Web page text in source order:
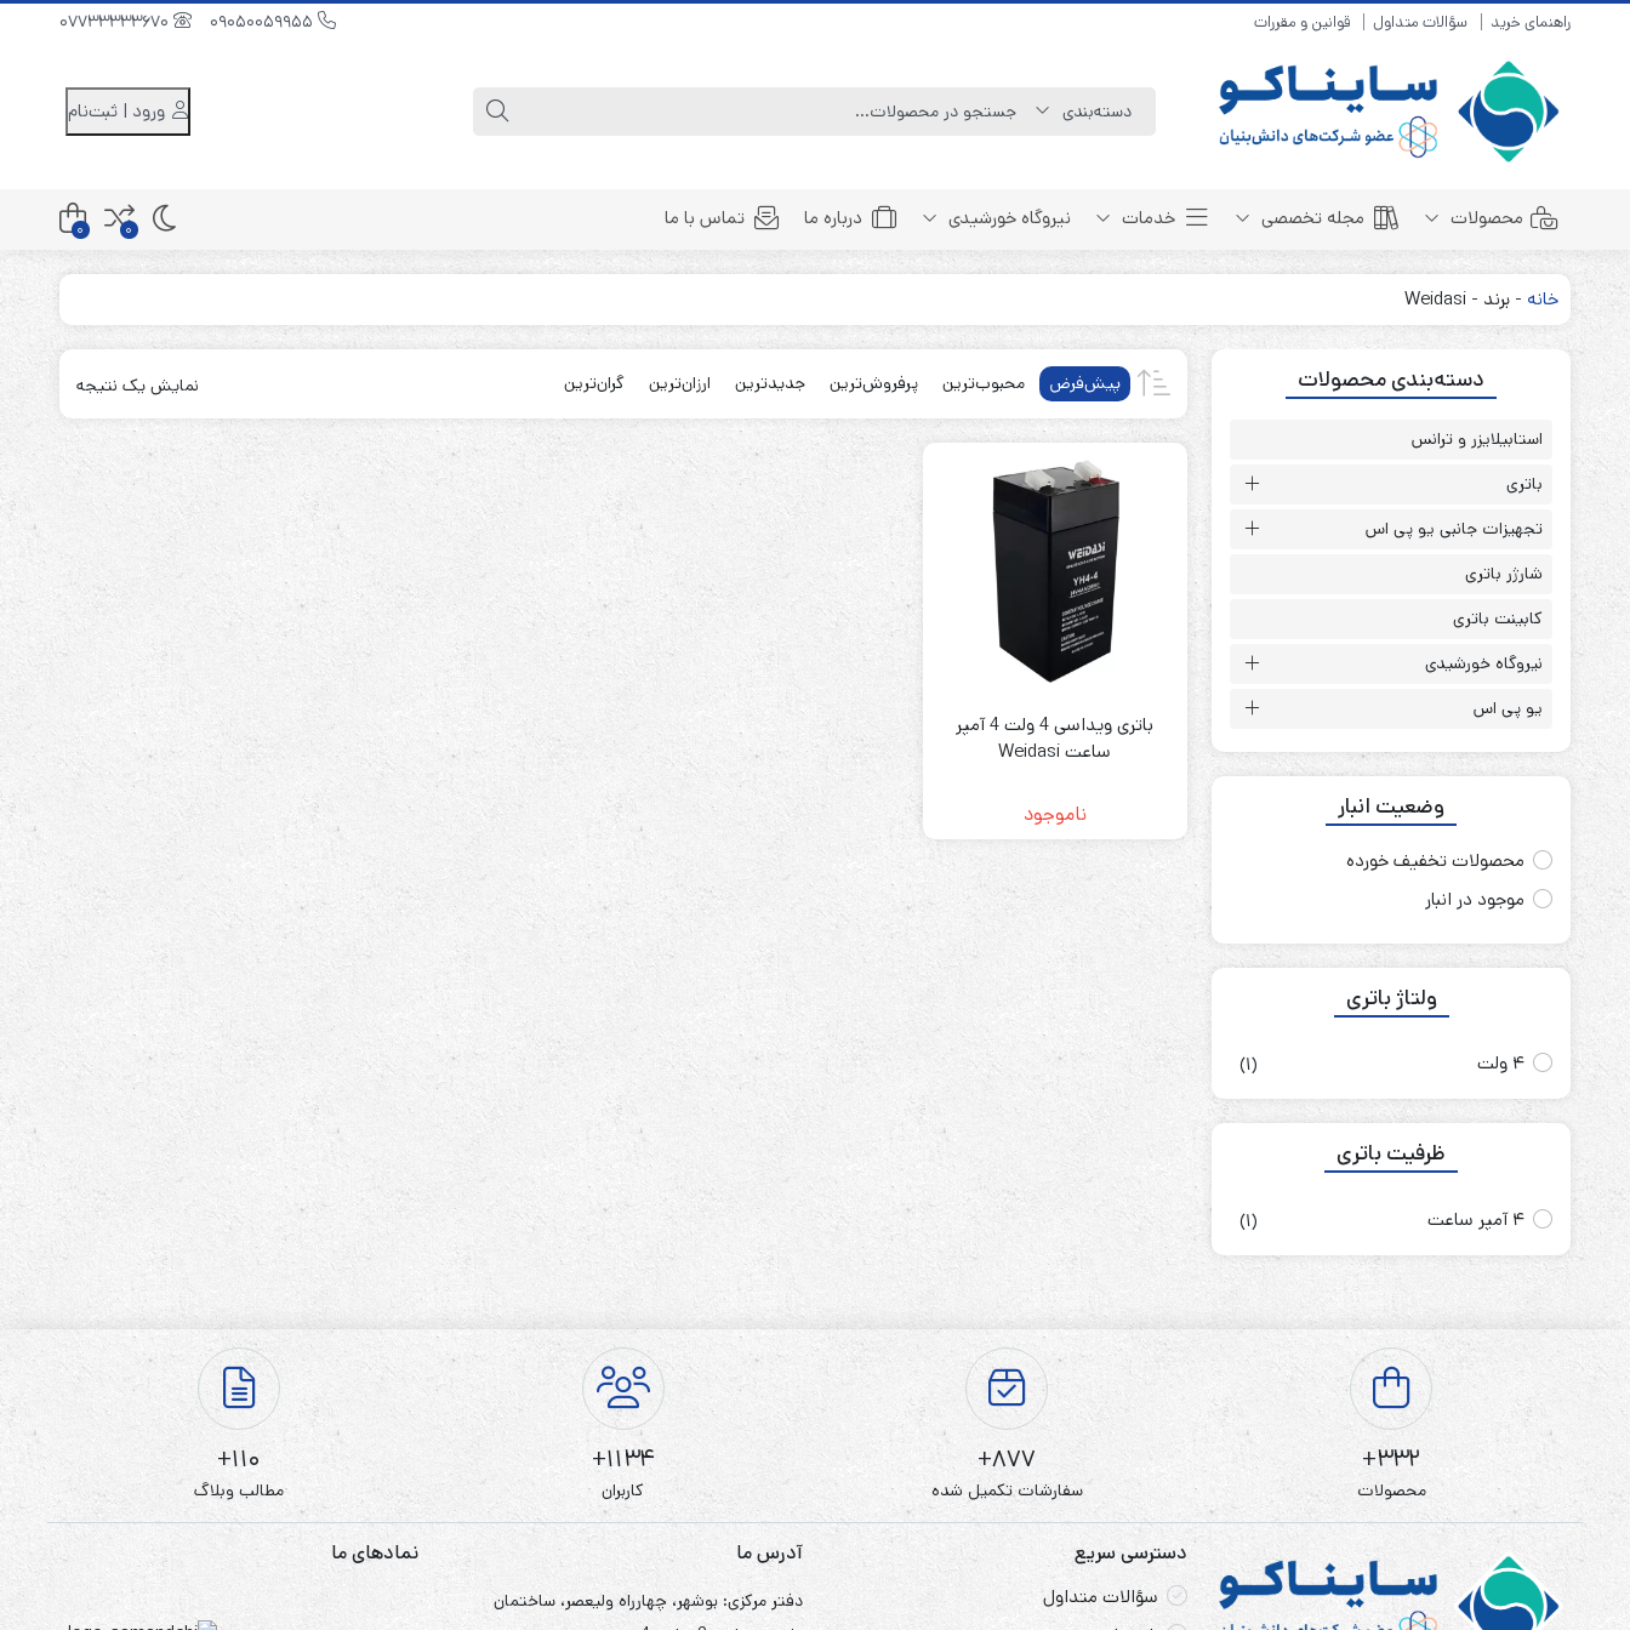
راهنمای خرید سؤالات متداول قوانین و مقررات
ورود | ثبت‌نام
محصولات
باتری سیلد لید اسید
باتری 12 ولت
باتری نیکل کادمیوم
باتری نیکل متال هیدرید
Line Interactive (Simulated Sine Wave)
Line Interactive (Pure Sine Wave)
Double Conversion (1:1)
Double Convertion (3:1)
Double Conversion (3:3)
کابینت باتری 48 ولت
کابینت باتری 240 ولت
سلاموند
موریسل
کینگ بت
رله‌ای
AVR
سروو موتوری
ابزارهای مدیریت یوپی‌اس
تابلوی بای پس
ترانس ایزوله
مجله تخصصی
مبانی باتری
انواع باتری
تست و کنترل
طول عمر باتری
باتری هوشمند
بسته بندی و ایمنی
روش های شارژ
روش های تخلیه
خدمات نیروگاه خورشیدی درباره ما تماس با ما
0
0
خانه - برند -
Weidasi
پیش‌فرض محبوب‌ترین پرفروش‌ترین جدیدترین ارزان‌ترین گران‌ترین نمایش یک نتیجه
باتری ویداسی 4 ولت 4 آمپر
ساعت Weidasi
ناموجود
دسته‌بندی محصولات
استابیلایزر و ترانس
باتری
تجهیزات جانبی یو پی اس
شارژر باتری
کابینت باتری
نیروگاه خورشیدی
یو پی اس
وضعیت انبار
محصولات تخفیف خورده
موجود در انبار
ولتاژ باتری
4 ولت (1)
ظرفیت باتری
4 آمپر ساعت (1)
332+
محصولات
877+
سفارشات تکمیل شده
1134+
کاربران
110+
مطالب وبلاگ
دسترسی سریع
سؤالات متداول
آدرس ما
دفتر مرکزی: بوشهر، چهارراه ولیعصر، ساختمان
نمادهای ما